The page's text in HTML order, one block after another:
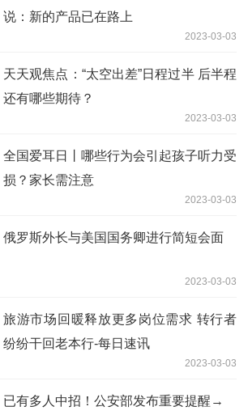
说：新的产品已在路上
2023-03-03
天天观焦点：“太空出差”日程过半 后半程
还有哪些期待？
2023-03-03
全国爱耳日丨哪些行为会引起孩子听力受
损？家长需注意
2023-03-03
俄罗斯外长与美国国务卿进行简短会面
2023-03-03
旅游市场回暖释放更多岗位需求 转行者
纷纷干回老本行-每日速讯
2023-03-03
已有多人中招！公安部发布重要提醒→